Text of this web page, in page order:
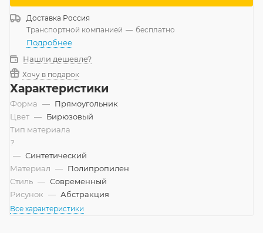
Доставка Россия
Транспортной компанией — бесплатно
Подробнее
Нашли дешевле?
Хочу в подарок
Характеристики
Форма — Прямоугольник
Цвет — Бирюзовый
Тип материала
?
— Синтетический
Материал — Полипропилен
Стиль — Современный
Рисунок — Абстракция
Все характеристики